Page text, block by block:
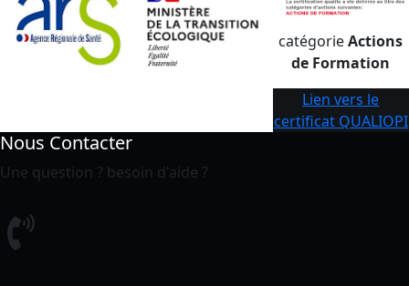
catégorieActions
de Formation
Lien vers le
certificat QUALIOPI
Nous Contacter
Une question ? besoin d'aide ?